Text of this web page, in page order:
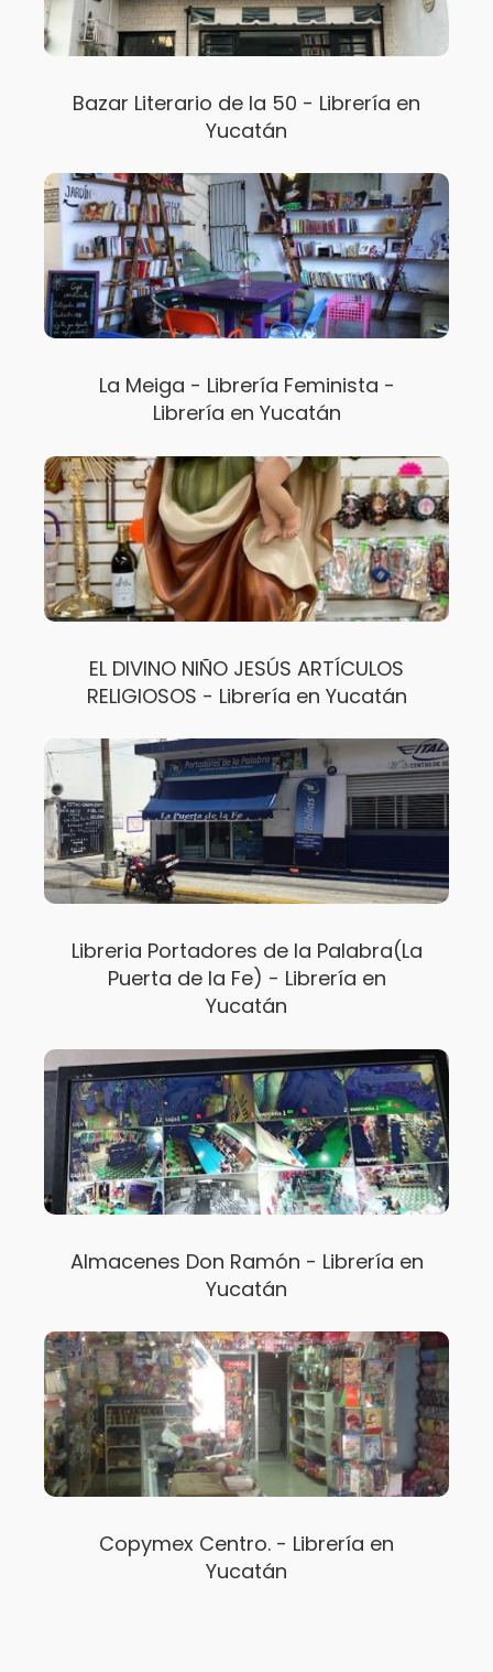
Bazar Literario de la 50 - Librería en
Yucatán
La Meiga - Librería Feminista -
Librería en Yucatán
EL DIVINO NIÑO JESÚS ARTÍCULOS
RELIGIOSOS - Librería en Yucatán
Libreria Portadores de la Palabra(La
Puerta de la Fe) - Librería en
Yucatán
Almacenes Don Ramón - Librería en
Yucatán
Copymex Centro. - Librería en
Yucatán